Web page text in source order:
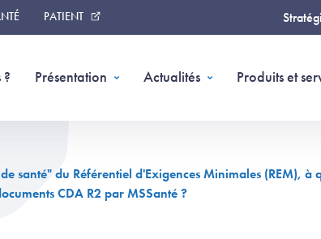
PATIENT
Présentation Actualités Produits et
santé" du Référentiel d'Exigences Minimales (REM),
CDA R2 par MSSanté ?